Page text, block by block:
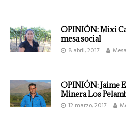
OPINIÓN: Mixi
mesa social
8 abril, 2017
OPINIÓN: Jaime
Minera Los
12 marzo, 2017